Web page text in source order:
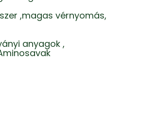
,magas vérnyomás,
anyagok ,